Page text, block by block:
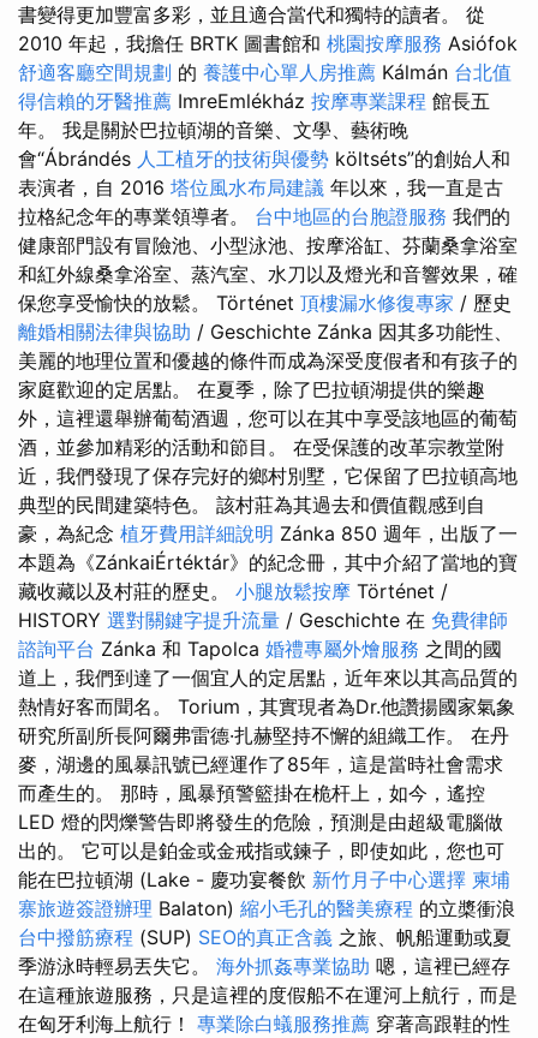
書變得更加豐富多彩，並且適合當代和獨特的讀者。 從
2010 年起，我擔任 BRTK 圖書館和 桃園按摩服務 Asiófok
舒適客廳空間規劃 的 養護中心單人房推薦 Kálmán 台北值
得信賴的牙醫推薦 ImreEmlékház 按摩專業課程 館長五
年。 我是關於巴拉頓湖的音樂、文學、藝術晚
會“Ábrándés 人工植牙的技術與優勢 költséts”的創始人和
表演者，自 2016 塔位風水布局建議 年以來，我一直是古
拉格紀念年的專業領導者。 台中地區的台胞證服務 我們的
健康部門設有冒險池、小型泳池、按摩浴缸、芬蘭桑拿浴室
和紅外線桑拿浴室、蒸汽室、水刀以及燈光和音響效果，確
保您享受愉快的放鬆。 Történet 頂樓漏水修復專家 / 歷史
離婚相關法律與協助 / Geschichte Zánka 因其多功能性、
美麗的地理位置和優越的條件而成為深受度假者和有孩子的
家庭歡迎的定居點。 在夏季，除了巴拉頓湖提供的樂趣
外，這裡還舉辦葡萄酒週，您可以在其中享受該地區的葡萄
酒，並參加精彩的活動和節目。 在受保護的改革宗教堂附
近，我們發現了保存完好的鄉村別墅，它保留了巴拉頓高地
典型的民間建築特色。 該村莊為其過去和價值觀感到自
豪，為紀念 植牙費用詳細說明 Zánka 850 週年，出版了一
本題為《ZánkaiÉrtéktár》的紀念冊，其中介紹了當地的寶
藏收藏以及村莊的歷史。 小腿放鬆按摩 Történet /
HISTORY 選對關鍵字提升流量 / Geschichte 在 免費律師
諮詢平台 Zánka 和 Tapolca 婚禮專屬外燴服務 之間的國
道上，我們到達了一個宜人的定居點，近年來以其高品質的
熱情好客而聞名。 Torium，其實現者為Dr.他讚揚國家氣象
研究所副所長阿爾弗雷德·扎赫堅持不懈的組織工作。 在丹
麥，湖邊的風暴訊號已經運作了85年，這是當時社會需求
而產生的。 那時，風暴預警籃掛在桅杆上，如今，遙控
LED 燈的閃爍警告即將發生的危險，預測是由超級電腦做
出的。 它可以是鉑金或金戒指或鍊子，即使如此，您也可
能在巴拉頓湖 (Lake - 慶功宴餐飲 新竹月子中心選擇 柬埔
寨旅遊簽證辦理 Balaton) 縮小毛孔的醫美療程 的立槳衝浪
台中撥筋療程 (SUP) SEO的真正含義 之旅、帆船運動或夏
季游泳時輕易丟失它。 海外抓姦專業協助 嗯，這裡已經存
在這種旅遊服務，只是這裡的度假船不在運河上航行，而是
在匈牙利海上航行！ 專業除白蟻服務推薦 穿著高跟鞋的性